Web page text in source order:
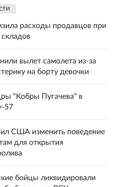
расходы продавцов при
вылет самолета из-за
на борту девочки
"Кобры Пугачева" в
57
США изменить поведение
для открытия
бойцы ликвидировали